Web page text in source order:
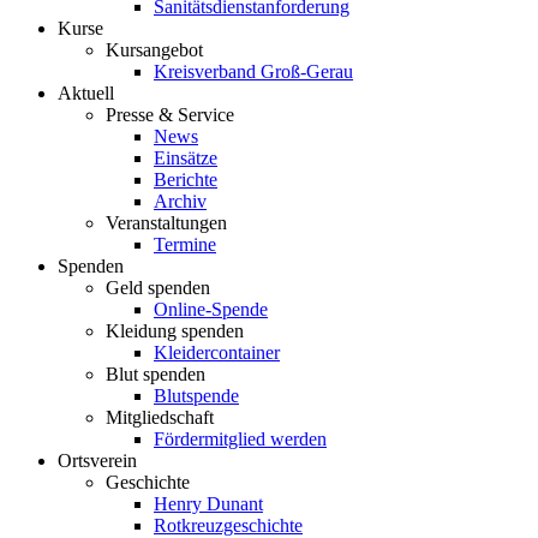
Sanitätsdienstanforderung
Kurse
Kursangebot
Kreisverband Groß-Gerau
Aktuell
Presse & Service
News
Einsätze
Berichte
Archiv
Veranstaltungen
Termine
Spenden
Geld spenden
Online-Spende
Kleidung spenden
Kleidercontainer
Blut spenden
Blutspende
Mitgliedschaft
Fördermitglied werden
Ortsverein
Geschichte
Henry Dunant
Rotkreuzgeschichte